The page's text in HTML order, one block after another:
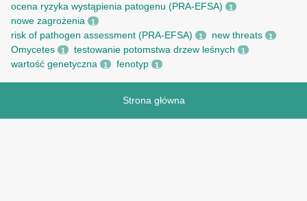
ocena ryzyka wystąpienia patogenu (PRA-EFSA) 1
nowe zagrożenia 1
risk of pathogen assessment (PRA-EFSA) 1 new threats 1
Omycetes 1 testowanie potomstwa drzew leśnych 1
wartość genetyczna 1 fenotyp 1
Strona główna